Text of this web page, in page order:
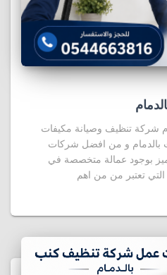
شركة تنظيف وصيانة مكيفات
بالدمام و من افضل شركات
بوجود عمالة متخصصة في
تعتبر من من اهم